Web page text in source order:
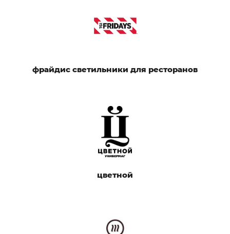
фрайдис светильники для ресторанов
цветной